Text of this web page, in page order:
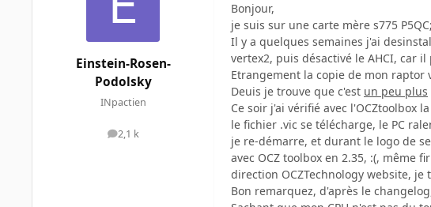
Einstein-Rosen-
Podolsky
INpactien
2,1 k
messages
Bonjour,
je suis sur une carte mère s775
Il y a quelques semaines j'ai
vertex2, puis désactivé le AHCI, car
Etrangement la copie de mon raptor
Deuis je trouve que c'est un peu plus
Ce soir j'ai vérifié avec l'OCZtoolbox
le fichier .vic se télécharge, le PC
je re-démarre, et durant le logo de
avec OCZ toolbox en 2.35, :(, même
direction OCZTechnology website,
Bon remarquez, d'après le